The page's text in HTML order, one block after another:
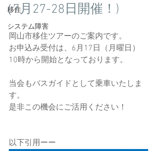
移住
システム障害
（7月27-28日開催！)
岡山市移住ツアーのご案内です。
お申込み受付は、6月17日（月曜日）
10時から開始となっております。
当会もバスガイドとして乗車いたしま
す。
是非この機会にご活用ください！
以下引用ーー